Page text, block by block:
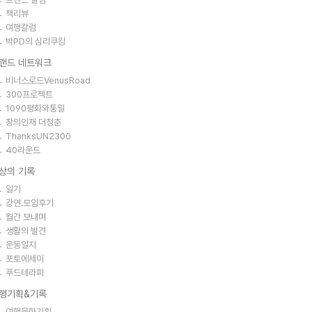
책리뷰
여행칼럼
박PD의 심리쿠킹
드 네트워크
비너스로드VenusRoad
300프로젝트
1090평화와통일
창의인재 더청춘
ThanksUN2300
40라운드
의 기록
일기
강연.모임후기
월간 보내며
생활의 발견
운동일지
포토에세이
푸드테라피
기획&기록